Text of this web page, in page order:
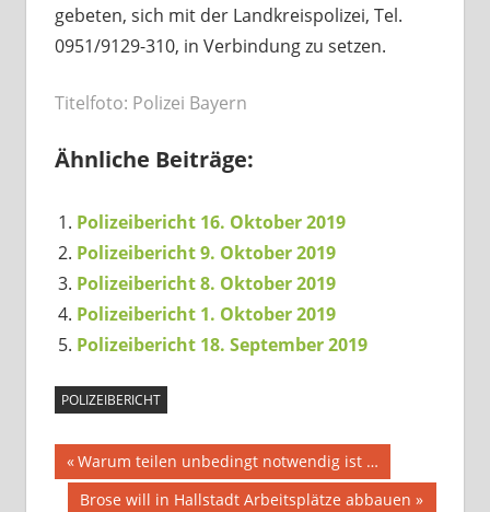
gebeten, sich mit der Landkreispolizei, Tel.
0951/9129-310, in Verbindung zu setzen.
Titelfoto: Polizei Bayern
Ähnliche Beiträge:
Polizeibericht 16. Oktober 2019
Polizeibericht 9. Oktober 2019
Polizeibericht 8. Oktober 2019
Polizeibericht 1. Oktober 2019
Polizeibericht 18. September 2019
POLIZEIBERICHT
Beitragsnavigation
Vorheriger
Beitrag:
Warum teilen unbedingt notwendig ist …
Nächster
Brose will in Hallstadt Arbeitsplätze abbauen